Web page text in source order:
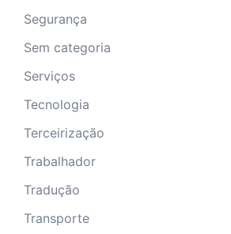
Segurança
Sem categoria
Serviços
Tecnologia
Terceirização
Trabalhador
Tradução
Transporte